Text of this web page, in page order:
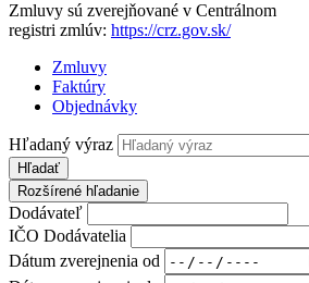
Zmluvy sú zverejňované v Centrálnom
registri zmlúv: https://crz.gov.sk/
Zmluvy
Faktúry
Objednávky
Hľadaný výraz
Hľadať
Rozšírené hľadanie
Dodávateľ
IČO Dodávatelia
Dátum zverejnenia od